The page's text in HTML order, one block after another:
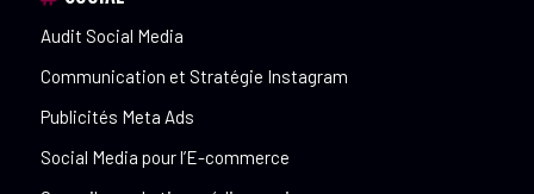
Audit Social Media
Communication et Stratégie Instagram
Publicités Meta Ads
Social Media pour l’E-commerce